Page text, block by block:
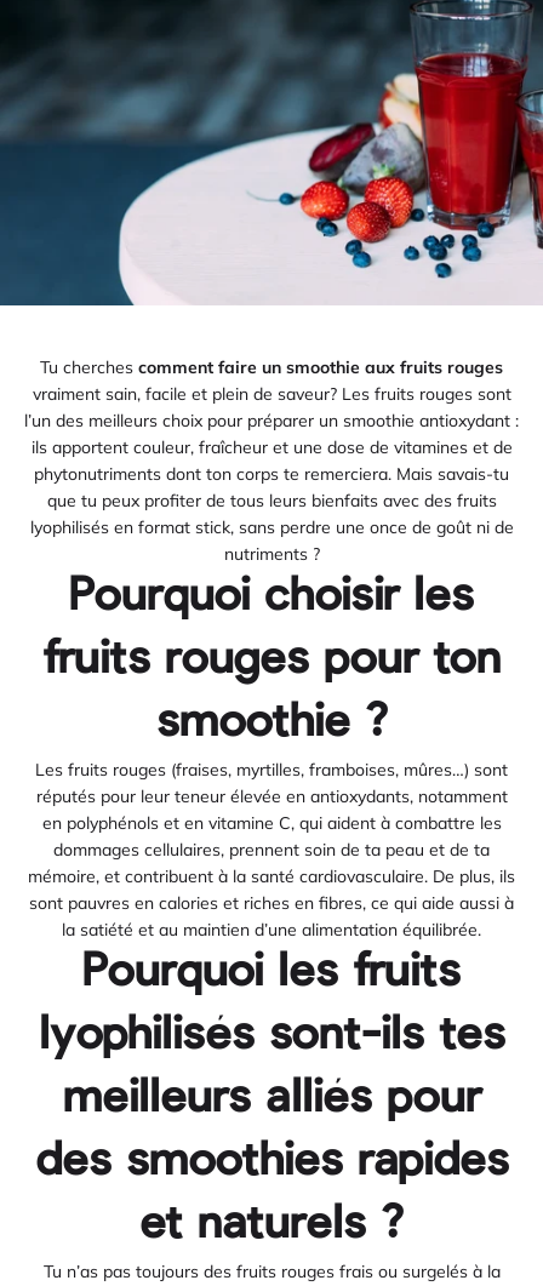
Tu cherches comment faire un smoothie aux fruits rouges
vraiment sain, facile et plein de saveur? Les fruits rouges sont
l’un des meilleurs choix pour préparer un smoothie antioxydant :
ils apportent couleur, fraîcheur et une dose de vitamines et de
phytonutriments dont ton corps te remerciera. Mais savais-tu
que tu peux profiter de tous leurs bienfaits avec des fruits
lyophilisés en format stick, sans perdre une once de goût ni de
nutriments ?
Pourquoi choisir les
fruits rouges pour ton
smoothie ?
Les fruits rouges (fraises, myrtilles, framboises, mûres…) sont
réputés pour leur teneur élevée en antioxydants, notamment
en polyphénols et en vitamine C, qui aident à combattre les
dommages cellulaires, prennent soin de ta peau et de ta
mémoire, et contribuent à la santé cardiovasculaire. De plus, ils
sont pauvres en calories et riches en fibres, ce qui aide aussi à
la satiété et au maintien d’une alimentation équilibrée.
Pourquoi les fruits
lyophilisés sont-ils tes
meilleurs alliés pour
des smoothies rapides
et naturels ?
Tu n’as pas toujours des fruits rouges frais ou surgelés à la